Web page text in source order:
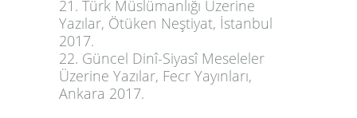
21. Türk Müslümanlığı Üzerine
Yazılar, Ötüken Neştiyat, İstanbul
2017.
22. Güncel Dinî-Siyasî Meseleler
Üzerine Yazılar, Fecr Yayınları,
Ankara 2017.